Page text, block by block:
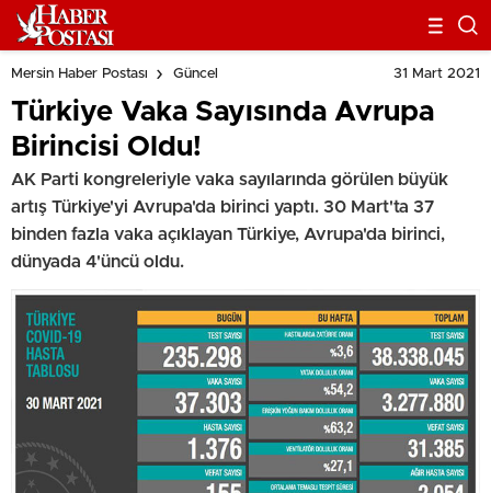
Mersin Haber Postası Güncel 31 Mart 2021
Türkiye Vaka Sayısında Avrupa
Birincisi Oldu!
AK Parti kongreleriyle vaka sayılarında görülen büyük
artış Türkiye'yi Avrupa'da birinci yaptı. 30 Mart'ta 37
binden fazla vaka açıklayan Türkiye, Avrupa'da birinci,
dünyada 4'üncü oldu.